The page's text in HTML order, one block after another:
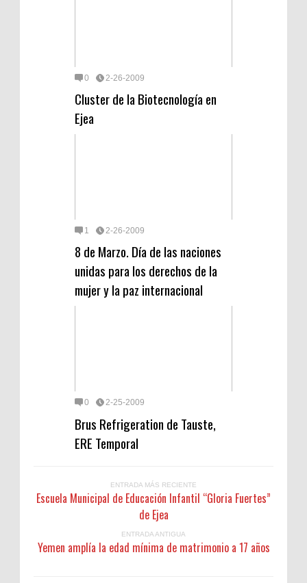
0 2-26-2009
Cluster de la Biotecnología en
Ejea
1 2-26-2009
8 de Marzo. Día de las naciones
unidas para los derechos de la
mujer y la paz internacional
0 2-25-2009
Brus Refrigeration de Tauste,
ERE Temporal
ENTRADA MÁS RECIENTE
Escuela Municipal de Educación Infantil “Gloria Fuertes”
de Ejea
ENTRADA ANTIGUA
Yemen amplía la edad mínima de matrimonio a 17 años